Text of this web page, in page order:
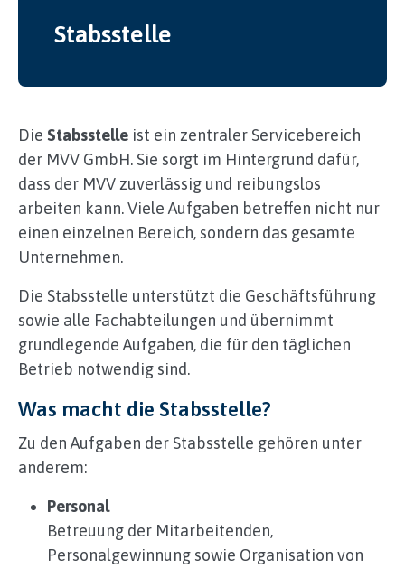
Stabsstelle
Die Stabsstelle ist ein zentraler Servicebereich
der MVV GmbH. Sie sorgt im Hintergrund dafür,
dass der MVV zuverlässig und reibungslos
arbeiten kann. Viele Aufgaben betreffen nicht nur
einen einzelnen Bereich, sondern das gesamte
Unternehmen.
Die Stabsstelle unterstützt die Geschäftsführung
sowie alle Fachabteilungen und übernimmt
grundlegende Aufgaben, die für den täglichen
Betrieb notwendig sind.
Was macht die Stabsstelle?
Zu den Aufgaben der Stabsstelle gehören unter
anderem:
Personal
Betreuung der Mitarbeitenden,
Personalgewinnung sowie Organisation von